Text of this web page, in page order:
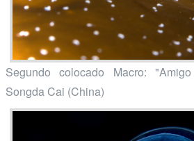
Segundo colocado Macro:
Songda Cai (China)